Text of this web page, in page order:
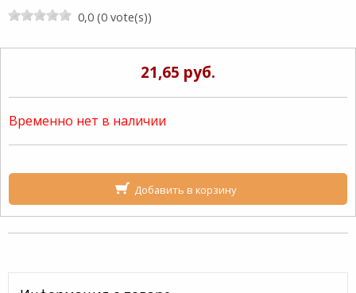
0,0 (0 vote(s))
21,65 руб.
Временно нет в наличии
Добавить в корзину